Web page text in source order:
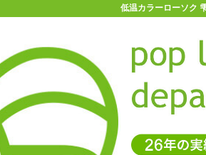
お買い物ガイド お問い合わせ
蝋燭(ロウソク) 低温カラーローソク
低温カラーローソク